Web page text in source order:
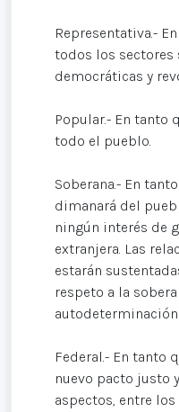
Representativa.-
todos los sectores
democráticas y
Popular.- En tanto
todo el pueblo.
Soberana.- En
dimanará del
ningún interés de
extranjera. Las
estarán
respeto a la
Federal.- En tanto
nuevo pacto justo
aspectos, entre